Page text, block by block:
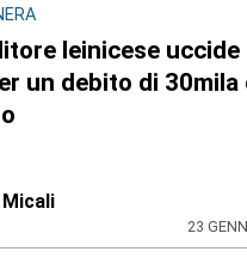
leinicese uccide
un debito di 30mila
23